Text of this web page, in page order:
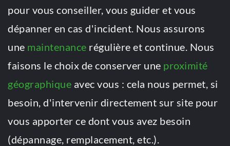
pour vous conseiller, vous guider et vous
dépanner en cas d'incident. Nous assurons
une maintenance régulière et continue. Nous
faisons le choix de conserver une proximité
géographique avec vous : cela nous permet, si
besoin, d'intervenir directement sur site pour
vous apporter ce dont vous avez besoin
(dépannage, remplacement, etc.).